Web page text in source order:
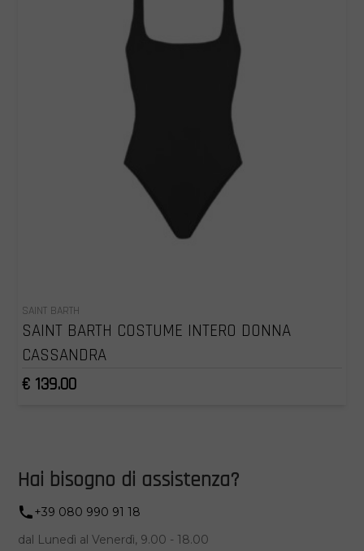
SAINT BARTH
SAINT BARTH COSTUME INTERO DONNA
CASSANDRA
€ 139.00
Hai bisogno di assistenza?
+39 080 990 91 18
dal Lunedì al Venerdì, 9.00 - 18.00